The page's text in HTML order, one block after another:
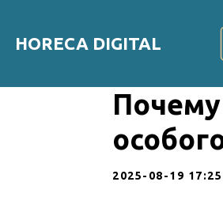
HORECA DIGITAL
2025-08-19 17:25